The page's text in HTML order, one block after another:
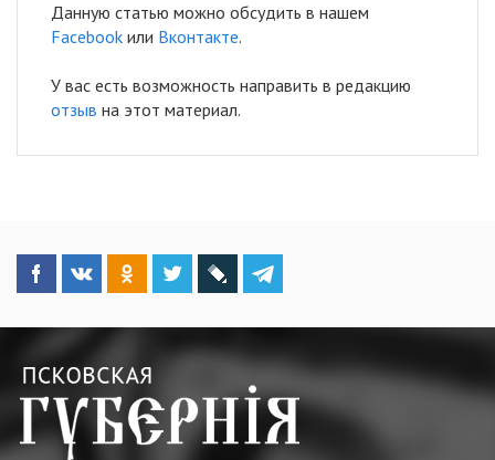
Данную статью можно обсудить в нашем
Facebook или Вконтакте.
У вас есть возможность направить в редакцию
отзыв на этот материал.